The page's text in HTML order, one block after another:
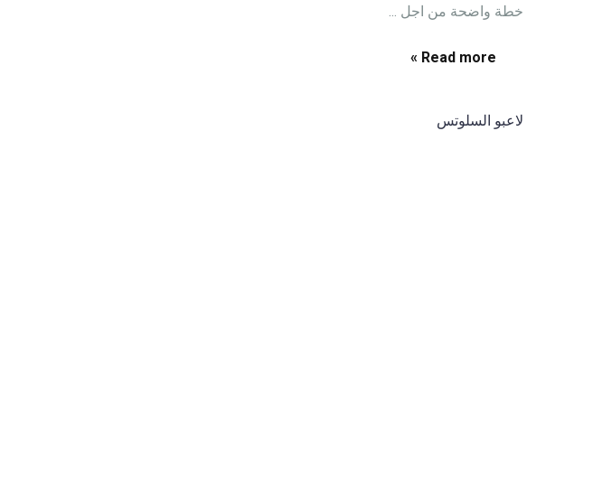
خطة واضحة من اجل ...
Read more »
لاعبو السلوتس